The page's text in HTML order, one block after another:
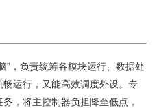
，负责统筹各模块运行、数据处
运行，又能高效调度外设。专
，将主控制器负担降至低点，